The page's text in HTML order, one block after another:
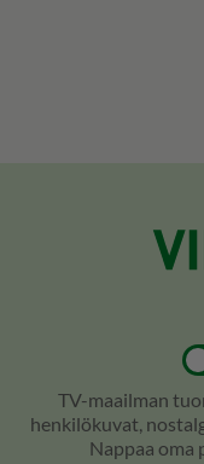
TV-maailman
henkilökuvat,
Nappaa oma